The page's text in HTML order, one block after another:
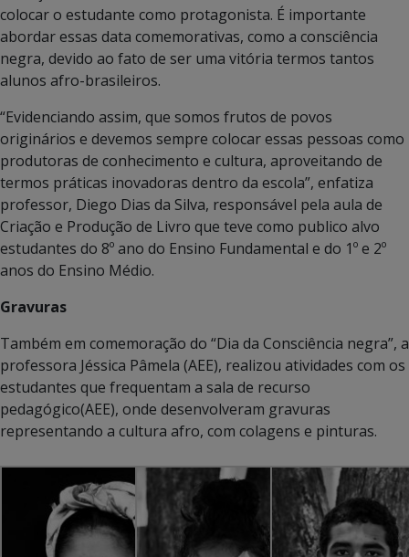
colocar o estudante como protagonista. É importante
abordar essas data comemorativas, como a consciência
negra, devido ao fato de ser uma vitória termos tantos
alunos afro-brasileiros.
“Evidenciando assim, que somos frutos de povos
originários e devemos sempre colocar essas pessoas como
produtoras de conhecimento e cultura, aproveitando de
termos práticas inovadoras dentro da escola”, enfatiza
professor, Diego Dias da Silva, responsável pela aula de
Criação e Produção de Livro que teve como publico alvo
estudantes do 8º ano do Ensino Fundamental e do 1º e 2º
anos do Ensino Médio.
Gravuras
Também em comemoração do “Dia da Consciência negra”, a
professora Jéssica Pâmela (AEE), realizou atividades com os
estudantes que frequentam a sala de recurso
pedagógico(AEE), onde desenvolveram gravuras
representando a cultura afro, com colagens e pinturas.